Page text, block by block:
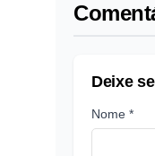
Deixe
Nome *